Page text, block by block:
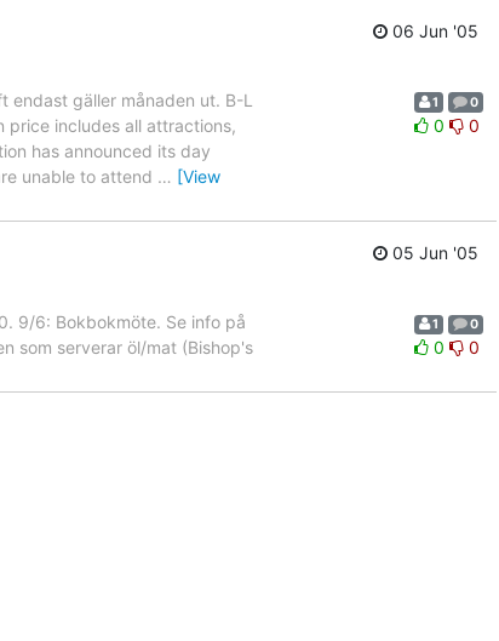
06 Jun '05
gäller månaden ut. B-L
price includes all attractions,
has announced its day
unable to attend … [View
1 0
0 0
05 Jun '05
9/6: Bokbokmöte. Se info på
som serverar öl/mat (Bishop's
1 0
0 0